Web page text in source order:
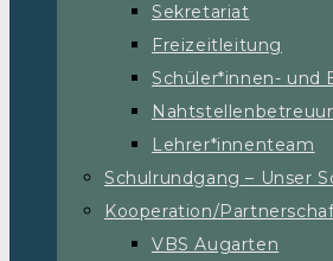
Sekretariat
Freizeitleitung
Schüler*innen- und
Lehrer*innenteam
Schulrundgang – Unser
Kooperation/
VBS Augarten